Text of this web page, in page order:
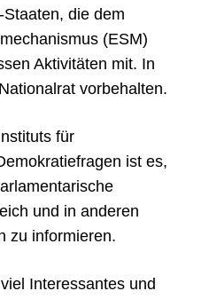
die dem
(ESM)
Aktivitäten mit. In
vorbehalten.
für
ist es,
und in anderen
zu informieren.
Interessantes und